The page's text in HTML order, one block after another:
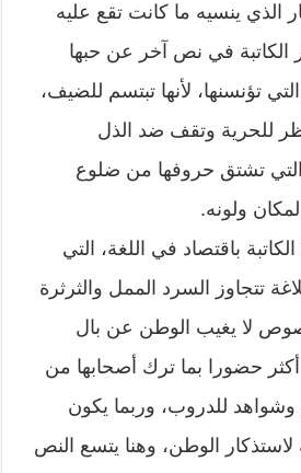
الذي ينسيه ما كانت تقع عليه
الكاتبة في نص آخر عن حبها
تؤنسنها، لأنها تبتسم للضيف،
للحرية وتقف ضد الذل
التي تشتق حروفها من ضلوع
ولونه.
باقتصاد في اللغة، التي
تتجاوز السرد الممل والثرثرة
لا يغيب الوطن عن بال
أكثر حضورا بما ترك أصحابها من
للدروب، وربما يكون
الوطن، وهنا يتسع النص